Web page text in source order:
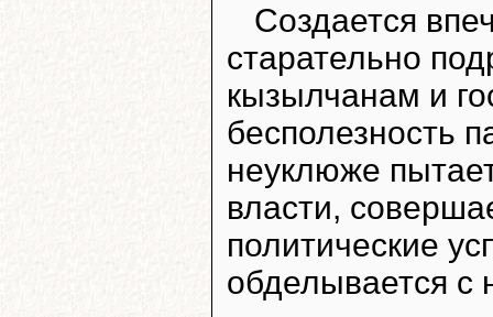
Создается
старательно
кызылчанам и
бесполезность
неуклюже
власти,
политические
обделывается с